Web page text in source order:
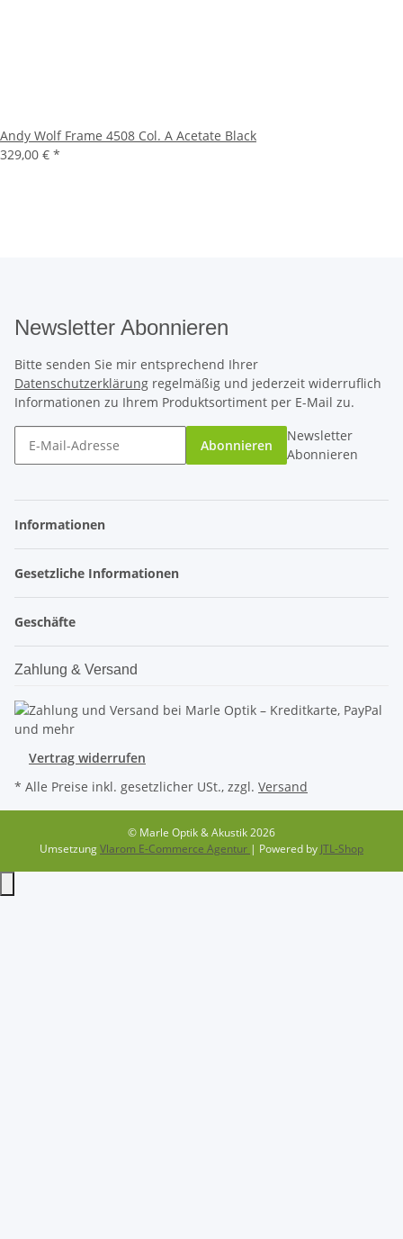
Andy Wolf Frame 4508 Col. A Acetate Black
329,00 € *
Newsletter Abonnieren
Bitte senden Sie mir entsprechend Ihrer
Datenschutzerklärung regelmäßig und jederzeit widerruflich
Informationen zu Ihrem Produktsortiment per E-Mail zu.
Abonnieren
Newsletter
Abonnieren
Informationen
Gesetzliche Informationen
Geschäfte
Zahlung & Versand
Vertrag widerrufen
* Alle Preise inkl. gesetzlicher USt., zzgl. Versand
© Marle Optik & Akustik 2026
UmsetzungVlarom E-Commerce Agentur | Powered by JTL-Shop